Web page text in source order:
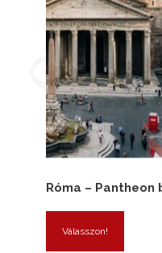
Róma – Pantheon
Válasszon!